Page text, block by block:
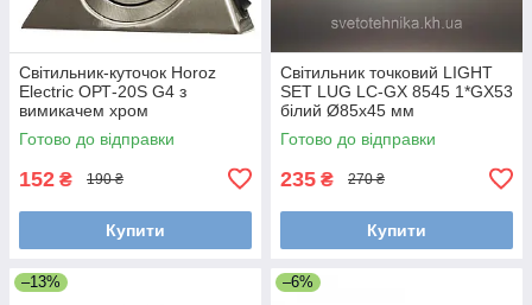
Світильник-куточок Horoz
Electric ОРТ-20S G4 з
вимикачем хром
Готово до відправки
152 ₴ 190 ₴
Купити
Світильник точковий LIGHT
SET LUG LC-GX 8545 1*GX53
білий Ø85х45 мм
Готово до відправки
235 ₴ 270 ₴
Купити
–13% –6%